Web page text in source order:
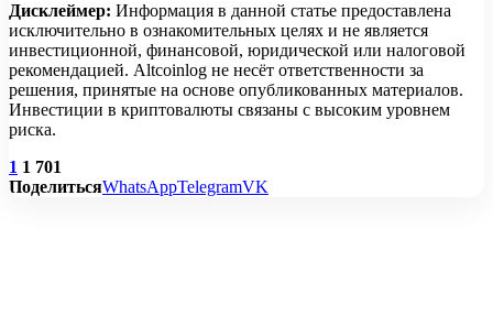
Дисклеймер: Информация в данной статье предоставлена
исключительно в ознакомительных целях и не является
инвестиционной, финансовой, юридической или налоговой
рекомендацией. Altcoinlog не несёт ответственности за
решения, принятые на основе опубликованных материалов.
Инвестиции в криптовалюты связаны с высоким уровнем
риска.
1 1 701
ПоделитьсяWhatsAppTelegramVK